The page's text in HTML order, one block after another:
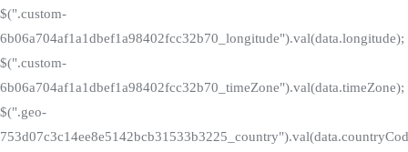
$(".custom-
6b06a704af1a1dbef1a98402fcc32b70_longitude").val(data.longitude);
$(".custom-
6b06a704af1a1dbef1a98402fcc32b70_timeZone").val(data.timeZone);
$(".geo-